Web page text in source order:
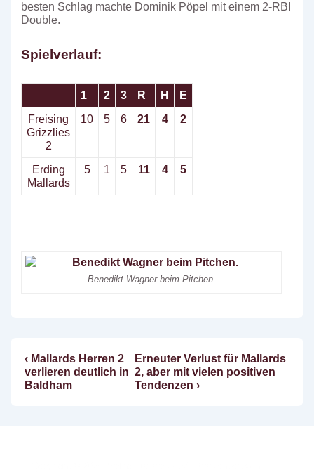
besten Schlag machte Dominik Pöpel mit einem 2-RBI
Double.
Spielverlauf:
1 2 3 R H
E
Freising
Grizzlies
2
10 5 6 21 4 2
Erding
Mallards
5 1 5 11 4 5
Benedikt Wagner beim Pitchen.
Beitragsnavigation
Vorheriger
Beitrag
ist
‹ Mallards Herren 2
verlieren deutlich in
Baldham
Nächster
Beitrag
ist
Erneuter Verlust für Mallards
2, aber mit vielen positiven
Tendenzen ›